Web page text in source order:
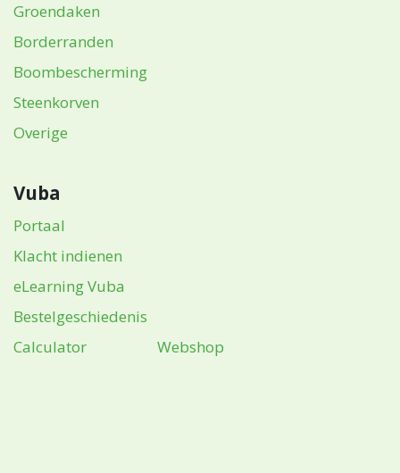
Groendaken
Borderranden
Boombescherming
Steenkorven
Overige
Vuba
Portaal
Klacht indienen
eLearning Vuba
Bestelgeschiedenis
Calculator
Webshop